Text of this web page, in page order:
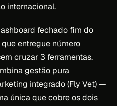
internacional.
fechado fim do
entregue número
cruzar 3 ferramentas.
gestão pura
integrado (Fly Vet) —
única que cobre os dois